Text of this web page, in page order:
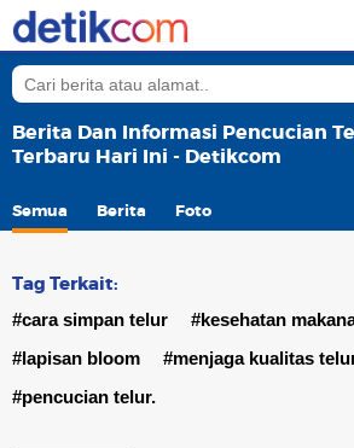
Berita Dan Informasi Pencucian
Terbaru Hari Ini - Detikcom
Semua Berita Foto
Tag Terkait:
#cara simpan telur
#kesehatan
#lapisan bloom
#menjaga kualitas
#pencucian telur.